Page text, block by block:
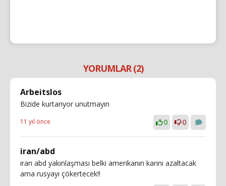
YORUMLAR (2)
Arbeitslos
Bizide kurtarıyor unutmayın
11 yıl önce 0 0
iran/abd
iran abd yakınlaşması belki amerikanın karını azaltacak
ama rusyayı çökertecek!!